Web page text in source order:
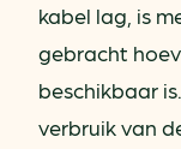
kabel lag, is
gebracht
beschikbaar
verbruik van